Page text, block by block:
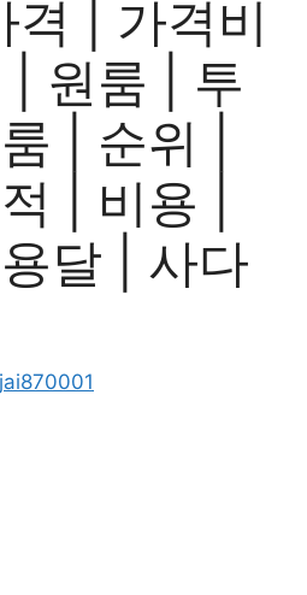
격 | 가격비
| 원룸 | 투
| 순위 |
| 비용 |
달 | 사다
jai870001